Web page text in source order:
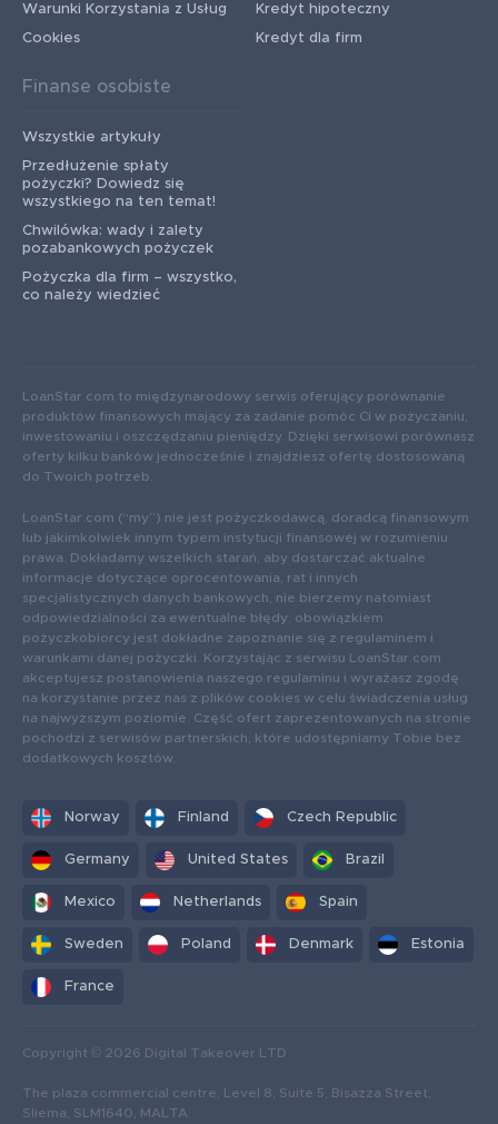
Warunki Korzystania z Usług
Cookies
Kredyt hipoteczny
Kredyt dla firm
Finanse osobiste
Wszystkie artykuły
Przedłużenie spłaty
pożyczki? Dowiedz się
wszystkiego na ten temat!
Chwilówka: wady i zalety
pozabankowych pożyczek
Pożyczka dla firm – wszystko,
co należy wiedzieć
LoanStar.com to międzynarodowy serwis oferujący porównanie
produktów finansowych mający za zadanie pomóc Ci w pożyczaniu,
inwestowaniu i oszczędzaniu pieniędzy. Dzięki serwisowi porównasz
oferty kilku banków jednocześnie i znajdziesz ofertę dostosowaną
do Twoich potrzeb.
LoanStar.com (“my”) nie jest pożyczkodawcą, doradcą finansowym
lub jakimkolwiek innym typem instytucji finansowej w rozumieniu
prawa. Dokładamy wszelkich starań, aby dostarczać aktualne
informacje dotyczące oprocentowania, rat i innych
specjalistycznych danych bankowych, nie bierzemy natomiast
odpowiedzialności za ewentualne błędy: obowiązkiem
pożyczkobiorcy jest dokładne zapoznanie się z regulaminem i
warunkami danej pożyczki. Korzystając z serwisu LoanStar.com
akceptujesz postanowienia naszego regulaminu i wyrażasz zgodę
na korzystanie przez nas z plików cookies w celu świadczenia usług
na najwyższym poziomie. Część ofert zaprezentowanych na stronie
pochodzi z serwisów partnerskich, które udostępniamy Tobie bez
dodatkowych kosztów.
Norway Finland Czech Republic
Germany United States Brazil
Mexico Netherlands Spain
Sweden Poland Denmark Estonia
France
Copyright © 2026 Digital Takeover LTD
The plaza commercial centre, Level 8, Suite 5, Bisazza Street,
Sliema, SLM1640, MALTA